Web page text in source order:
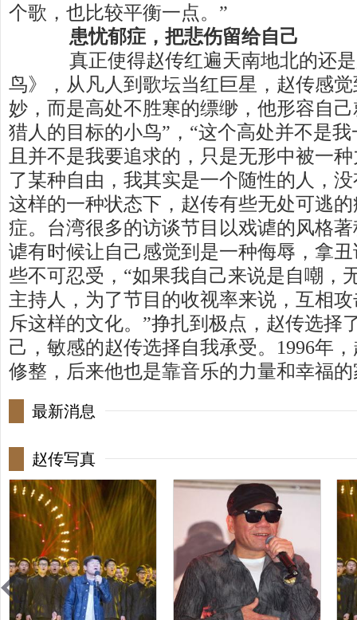
个歌，也比较平衡一点。”
患忧郁症，把悲伤留给自己
真正使得赵传红遍天南地北的还是
鸟》，从凡人到歌坛当红巨星，赵传感
妙，而是高处不胜寒的缥缈，他形容自
猎人的目标的小鸟”，“这个高处并不是
且并不是我要追求的，只是无形中被一
了某种自由，我其实是一个随性的人，
这样的一种状态下，赵传有些无处可逃
症。台湾很多的访谈节目以戏谑的风格
谑有时候让自己感觉到是一种侮辱，拿
些不可忍受，“如果我自己来说是自嘲，
主持人，为了节目的收视率来说，互相
斥这样的文化。”挣扎到极点，赵传选择
己，敏感的赵传选择自我承受。1996年
修整，后来他也是靠音乐的力量和幸福
最新消息
赵传写真